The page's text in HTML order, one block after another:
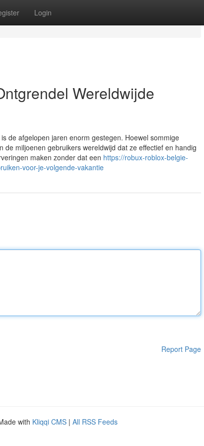
Login
Wereldwijde
de afgelopen jaren enorm gestegen. Hoewel sommige
miljoenen gebruikers wereldwijd dat ze effectief en handig
maken zonder dat een https://robux-roblox-belgie-
voor-je-volgende-vakantie
Report Page
with Kliqqi CMS | All RSS Feeds